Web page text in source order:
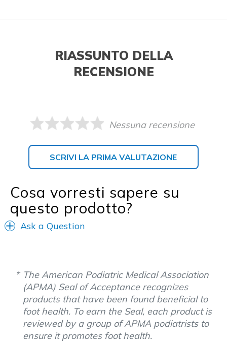
RIASSUNTO DELLA
RECENSIONE
Nessuna recensione
SCRIVI LA PRIMA VALUTAZIONE
Cosa vorresti sapere su
questo prodotto?
Ask a Question
The American Podiatric Medical Association
(APMA) Seal of Acceptance recognizes
products that have been found beneficial to
foot health. To earn the Seal, each product is
reviewed by a group of APMA podiatrists to
ensure it promotes foot health.